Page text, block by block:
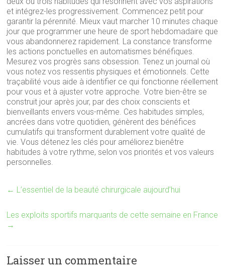
et intégrez-les progressivement. Commencez petit pour
garantir la pérennité. Mieux vaut marcher 10 minutes chaque
jour que programmer une heure de sport hebdomadaire que
vous abandonnerez rapidement. La constance transforme
les actions ponctuelles en automatismes bénéfiques.
Mesurez vos progrès sans obsession. Tenez un journal où
vous notez vos ressentis physiques et émotionnels. Cette
traçabilité vous aide à identifier ce qui fonctionne réellement
pour vous et à ajuster votre approche. Votre bien-être se
construit jour après jour, par des choix conscients et
bienveillants envers vous-même. Ces habitudes simples,
ancrées dans votre quotidien, génèrent des bénéfices
cumulatifs qui transforment durablement votre qualité de
vie. Vous détenez les clés pour améliorez bienêtre
habitudes à votre rythme, selon vos priorités et vos valeurs
personnelles.
← L’essentiel de la beauté chirurgicale aujourd’hui
Les exploits sportifs marquants de cette semaine en France
→
Laisser un commentaire